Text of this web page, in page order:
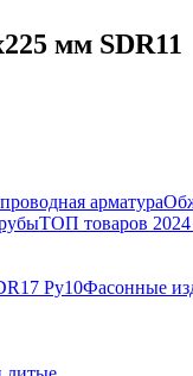
мм SDR11
арматура
ТОП товаров 2024
Ру10Фасонные